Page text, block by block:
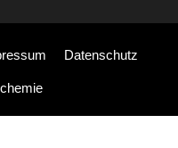
Datenschutz
chemie